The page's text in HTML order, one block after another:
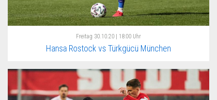
Freitag 30.10.20 | 18:00 Uhr
Hansa Rostock vs Türkgücü München